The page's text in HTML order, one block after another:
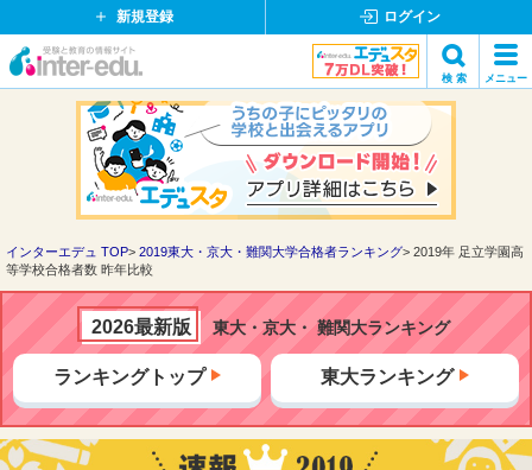
新規登録 ログイン
イ
ド
ッ
ト
検 索 メニュー
検索
インターエデュ TOP 2019東大・京大・難関大学合格者ランキング
2019年 足立学園高
等学校合格者数 昨年比較
2026最新版 東大・京大・ 難関大ランキング
ランキングトップ 東大ランキング